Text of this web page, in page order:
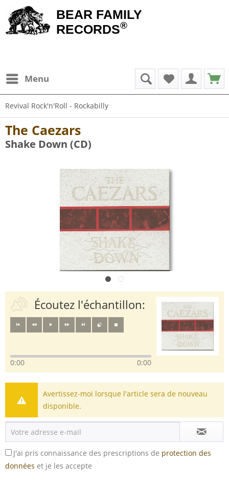
BEAR FAMILY
RECORDS®
Menu
Revival Rock'n'Roll - Rockabilly
The Caezars
Shake Down (CD)
Écoutez l'échantillon:
0:00 0:00
Avertissez-moi lorsque l'article sera de nouveau
disponible.
J'ai pris connaissance des prescriptions de protection des
données et je les accepte